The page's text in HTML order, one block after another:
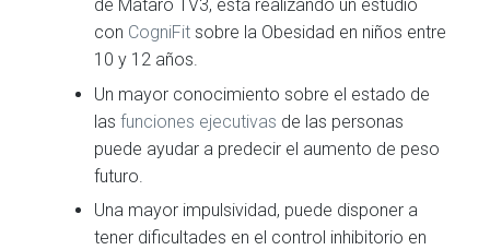
de Mataró TV3, está realizando un estudio
con CogniFit sobre la Obesidad en niños entre
10 y 12 años.
Un mayor conocimiento sobre el estado de
lasfunciones ejecutivas de las personas
puede ayudar a predecir el aumento de peso
futuro.
Una mayor impulsividad, puede disponer a
tener dificultades en el control inhibitorio en